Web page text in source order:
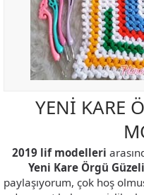
YENİ KARE
2019 lif modelleri
Yeni Kare Örgü
paylaşıyorum, çok hoş